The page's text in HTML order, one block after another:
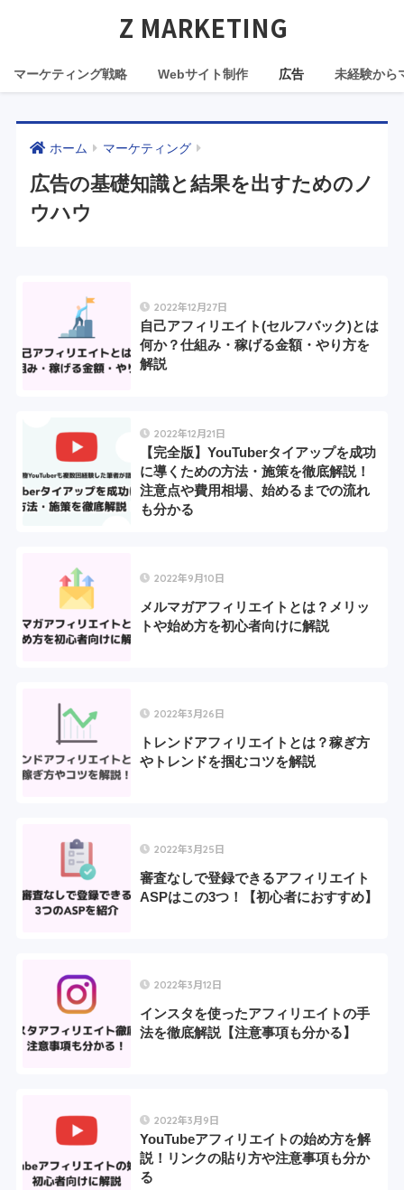
Z MARKETING
マーケティング戦略 Webサイト制作 広告 未経験から
ホーム マーケティング
広告の基礎知識と結果を出すためのノ
ウハウ
2022年12月27日
自己アフィリエイト(セルフバック)とは
何か？仕組み・稼げる金額・やり方を
解説
2022年12月21日
【完全版】YouTuberタイアップを成功
に導くための方法・施策を徹底解説！
注意点や費用相場、始めるまでの流れ
も分かる
2022年9月10日
メルマガアフィリエイトとは？メリッ
トや始め方を初心者向けに解説
2022年3月26日
トレンドアフィリエイトとは？稼ぎ方
やトレンドを掴むコツを解説
2022年3月25日
審査なしで登録できるアフィリエイト
ASPはこの3つ！【初心者におすすめ】
2022年3月12日
インスタを使ったアフィリエイトの手
法を徹底解説【注意事項も分かる】
2022年3月9日
YouTubeアフィリエイトの始め方を解
説！リンクの貼り方や注意事項も分か
る